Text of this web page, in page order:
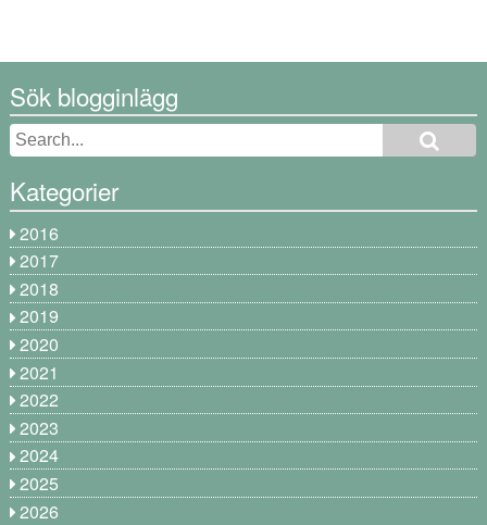
Sök blogginlägg
Kategorier
2016
2017
2018
2019
2020
2021
2022
2023
2024
2025
2026